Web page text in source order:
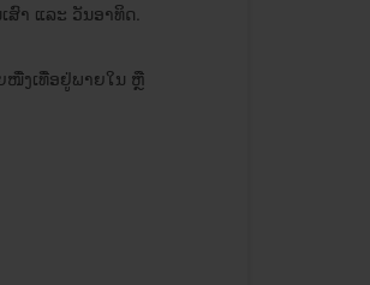
ສົາ ​ແລະ ວັນ​ອາທິດ.
ໜື່ງ​ເທື່ອ​ຢູ່​ພາຍ​ໃນ ຫຼື